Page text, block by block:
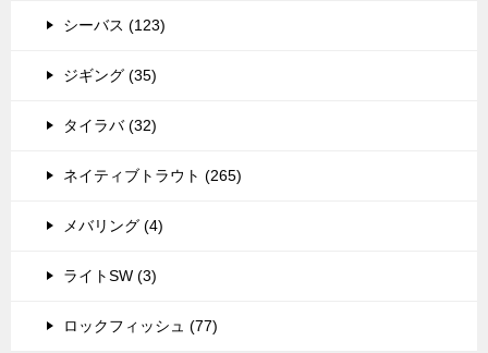
シーバス (123)
ジギング (35)
タイラバ (32)
ネイティブトラウト (265)
メバリング (4)
ライトSW (3)
ロックフィッシュ (77)